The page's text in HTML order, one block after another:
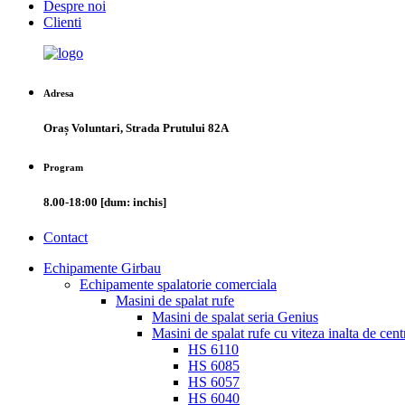
Despre noi
Clienti
Adresa
Oraș Voluntari, Strada Prutului 82A
Program
8.00-18:00 [dum: inchis]
Contact
Echipamente Girbau
Echipamente spalatorie comerciala
Masini de spalat rufe
Masini de spalat seria Genius
Masini de spalat rufe cu viteza inalta de
HS 6110
HS 6085
HS 6057
HS 6040